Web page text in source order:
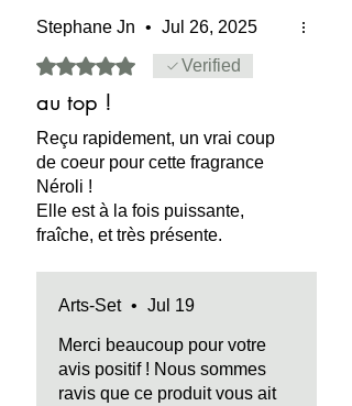
CAUTION: flammable, irritating to the
skin in pure use. May stain fabric,
SECURITY:contains no Phthalate
(DEHP) - Dibutyl phthalate (DBP) -
Benzyl butyl phthalate (BBP)
- Diisononyl phthalate (DINP) -
Diisidecyl phthalate (DIDP) - Di-n-octyl
Stephane Jn • Jul 26, 2025
Rated 5 out of 5 stars.Verified
au top !
Reçu rapidement, un vrai coup
de coeur pour cette fragrance
Néroli !
Elle est à la fois puissante,
fraîche, et très présente.
Arts-Set • Jul 19
Merci beaucoup pour votre
avis positif ! Nous sommes
ravis que ce produit vous ait